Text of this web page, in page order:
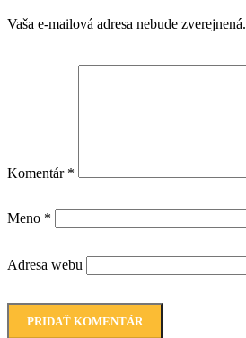
Vaša e-mailová adresa nebude zverejnená.
Komentár *
Meno *
Adresa webu